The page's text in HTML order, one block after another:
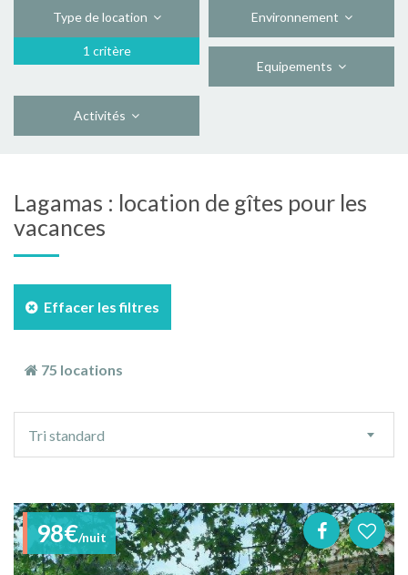
Type de location
1 critère
Environnement
Equipements
Activités
Lagamas : location de gîtes pour les
vacances
Effacer les filtres
75 locations
tri
Tri standard
98€/nuit